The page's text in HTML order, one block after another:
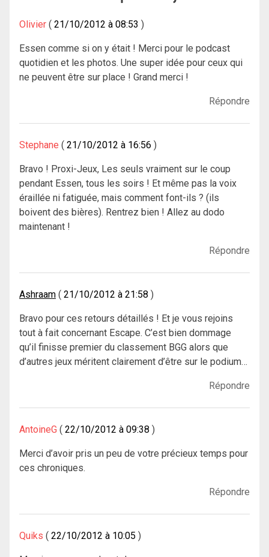
Olivier 21/10/2012 à 08:53
Essen comme si on y était ! Merci pour le podcast
quotidien et les photos. Une super idée pour ceux qui
ne peuvent être sur place ! Grand merci !
Répondre
Stephane 21/10/2012 à 16:56
Bravo ! Proxi-Jeux, Les seuls vraiment sur le coup
pendant Essen, tous les soirs ! Et même pas la voix
éraillée ni fatiguée, mais comment font-ils ? (ils
boivent des bières). Rentrez bien ! Allez au dodo
maintenant !
Répondre
Ashraam 21/10/2012 à 21:58
Bravo pour ces retours détaillés ! Et je vous rejoins
tout à fait concernant Escape. C’est bien dommage
qu’il finisse premier du classement BGG alors que
d’autres jeux méritent clairement d’être sur le podium…
Répondre
AntoineG 22/10/2012 à 09:38
Merci d’avoir pris un peu de votre précieux temps pour
ces chroniques.
Répondre
Quiks 22/10/2012 à 10:05